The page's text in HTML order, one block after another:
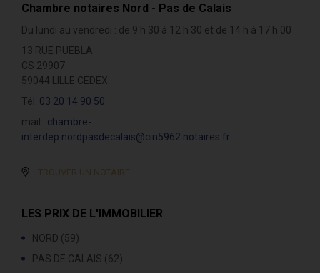
Chambre notaires Nord - Pas de Calais
Du lundi au vendredi : de 9 h 30 à 12 h 30 et de 14 h à 17 h 00
13 RUE PUEBLA
CS 29907
59044 LILLE CEDEX
Tél. 03 20 14 90 50
mail : chambre-
interdep.nordpasdecalais@cin5962.notaires.fr
TROUVER UN NOTAIRE
LES PRIX DE L'IMMOBILIER
NORD (59)
PAS DE CALAIS (62)